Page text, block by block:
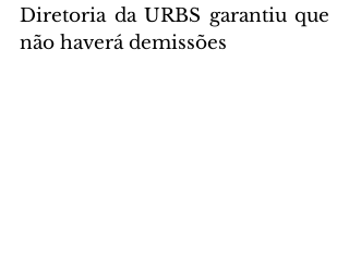
Diretoria da URBS garantiu que
não haverá demissões